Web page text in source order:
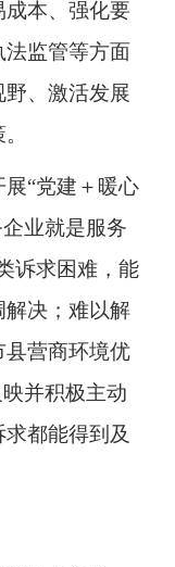
本、强化要
监管等方面
、激活发展
“党建＋暖心
业就是服务
诉求困难，能
决；难以解
县营商环境优
并积极主动
都能得到及